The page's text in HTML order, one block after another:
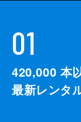
01
420,000 本
最新レンタ